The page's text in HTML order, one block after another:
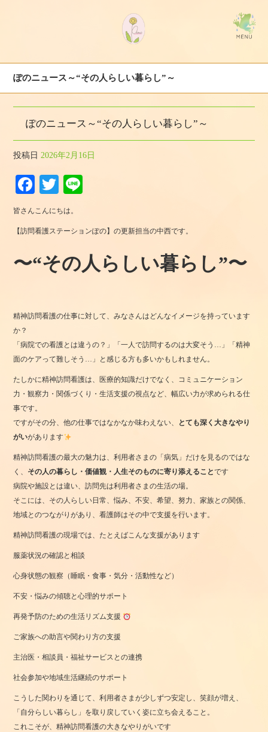
ぽのニュース～“その人らしい暮らし”～
ぽのニュース～“その人らしい暮らし”～
投稿日 2026年2月16日
Fa
ce
bo
ok
T
wi
tte
皆さんこんにちは。
【訪問看護ステーションぽの】の更新担当の中西です。
〜“その人らしい暮らし”〜
精神訪問看護の仕事に対して、みなさんはどんなイメージを持っています
か？
「病院での看護とは違うの？」「一人で訪問するのは大変そう…」「精神
面のケアって難しそう…」と感じる方も多いかもしれません。
たしかに精神訪問看護は、医療的知識だけでなく、コミュニケーション
力・観察力・関係づくり・生活支援の視点など、幅広い力が求められる仕
事です。
ですがその分、他の仕事ではなかなか味わえない、
とても深く大きなやり
がいがあります
精神訪問看護の最大の魅力は、利用者さまの「病気」だけを見るのではな
く、 その人の暮らし・価値観・人生そのものに寄り添えることです
病院や施設とは違い、訪問先は利用者さまの生活の場。
そこには、その人らしい日常、悩み、不安、希望、努力、家族との関係、
地域とのつながりがあり、看護師はその中で支援を行います。
精神訪問看護の現場では、たとえばこんな支援があります
服薬状況の確認と相談
心身状態の観察（睡眠・食事・気分・活動性など）
不安・悩みの傾聴と心理的サポート
再発予防のための生活リズム支援
ご家族への助言や関わり方の支援 ‍‍‍
主治医・相談員・福祉サービスとの連携
社会参加や地域生活継続のサポート
こうした関わりを通じて、利用者さまが少しずつ安定し、笑顔が増え、
「自分らしい暮らし」を取り戻していく姿に立ち会えること。
これこそが、精神訪問看護の大きなやりがいです